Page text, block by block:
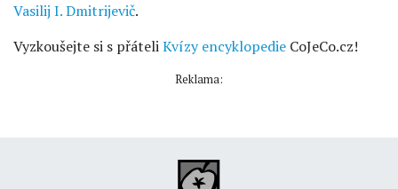
Vasilij I. Dmitrijevič.
Vyzkoušejte si s přáteliKvízy encyklopedie CoJeCo.cz!
Reklama: